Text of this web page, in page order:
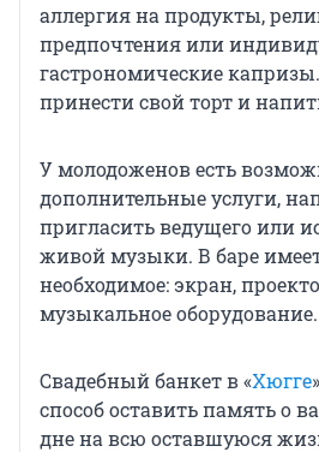
аллергия на продукты,
предпочтения или
гастрономические
принести свой торт и
У молодоженов есть
дополнительные услуги,
пригласить ведущего или
живой музыки. В баре
необходимое: экран,
музыкальное оборудование.
Свадебный банкет в «Хюгге
способ оставить память о
дне на всю оставшуюся